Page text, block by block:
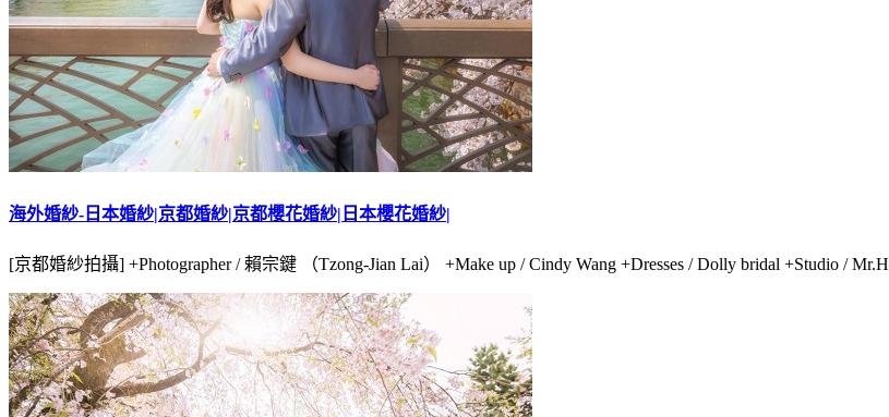
海外婚紗-日本婚紗|京都婚紗|京都櫻花婚紗|日本櫻花婚紗|
[京都婚紗拍攝] +Photographer / 賴宗鍵 （Tzong-Jian Lai） +Make up / Cindy Wang +Dresses / Dolly bridal +Studio /